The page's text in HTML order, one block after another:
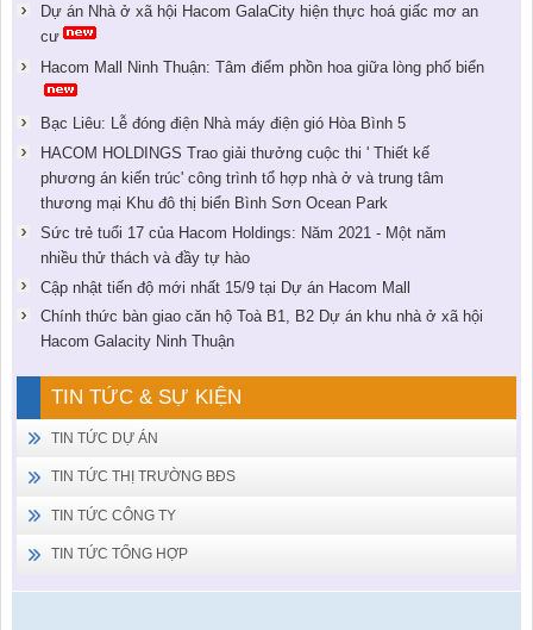
Dự án Nhà ở xã hội Hacom GalaCity hiện thực hoá giấc mơ an
cư
Hacom Mall Ninh Thuận: Tâm điểm phồn hoa giữa lòng phố biển
Bạc Liêu: Lễ đóng điện Nhà máy điện gió Hòa Bình 5
HACOM HOLDINGS Trao giải thưởng cuộc thi ' Thiết kế
phương án kiến trúc' công trình tổ hợp nhà ở và trung tâm
thương mại Khu đô thị biển Bình Sơn Ocean Park
Sức trẻ tuổi 17 của Hacom Holdings: Năm 2021 - Một năm
nhiều thử thách và đầy tự hào
Cập nhật tiến độ mới nhất 15/9 tại Dự án Hacom Mall
Chính thức bàn giao căn hộ Toà B1, B2 Dự án khu nhà ở xã hội
Hacom Galacity Ninh Thuận
TIN TỨC & SỰ KIỆN
TIN TỨC DỰ ÁN
TIN TỨC THỊ TRƯỜNG BĐS
TIN TỨC CÔNG TY
TIN TỨC TỔNG HỢP